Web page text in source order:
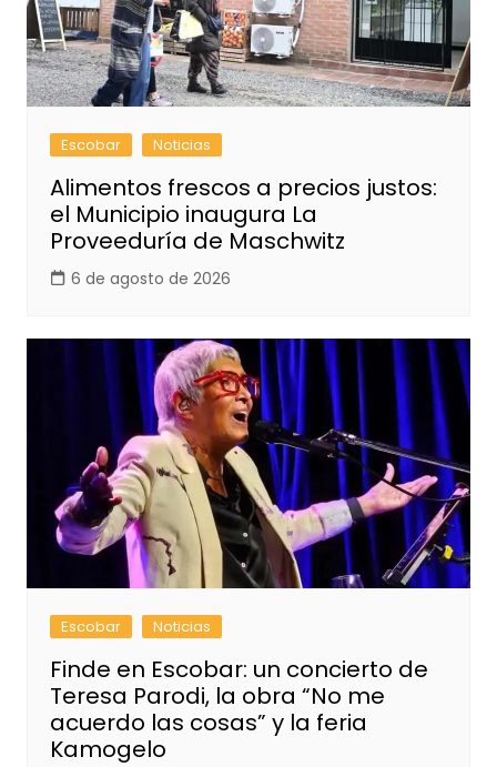
Escobar Noticias
Alimentos frescos a precios justos:
el Municipio inaugura La
Proveeduría de Maschwitz
6 de agosto de 2026
Escobar Noticias
Finde en Escobar: un concierto de
Teresa Parodi, la obra “No me
acuerdo las cosas” y la feria
Kamogelo